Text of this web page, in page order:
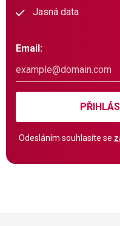
Jasná data
Email:
Odesláním souhlasíte se